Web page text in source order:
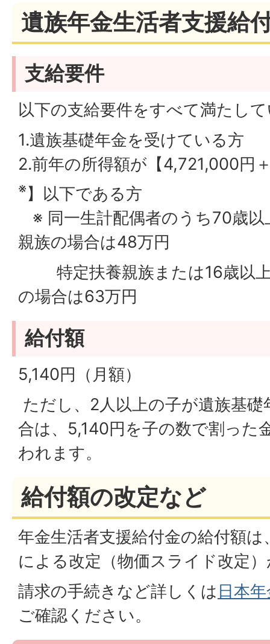
遺族年金生活者支援給
支給要件
以下の支給要件をすべて満たし
1.遺族基礎年金を受けている方
2.前年の所得額が【4,721,000円
※】以下である方
※ 同一生計配偶者のうち70歳以
親族の場合は48万円
特定扶養親族または16歳以上
の場合は63万円
給付額
5,140円（月額）
ただし、2人以上の子が遺族基
合は、5,140円を子の数で割った
われます。
給付額の改定など
年金生活者支援給付金の給付額
による改定（物価スライド改定
請求の手続きなど詳しくは 日本
ご確認ください。